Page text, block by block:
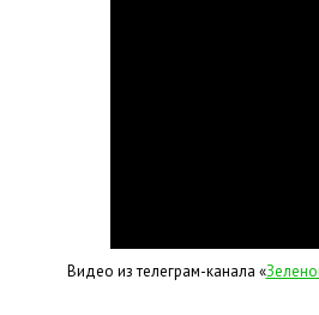
Видео из телеграм-канала «